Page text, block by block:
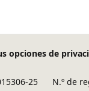
opciones de
25 N.º de